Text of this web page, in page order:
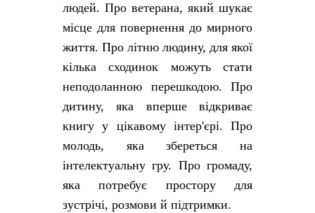
людей. Про ветерана, який шукає
місце для повернення до мирного
життя. Про літню людину, для якої
кілька сходинок можуть стати
неподоланною перешкодою. Про
дитину, яка вперше відкриває
книгу у цікавому інтер'єрі. Про
молодь, яка збереться на
інтелектуальну гру. Про громаду,
яка потребує простору для
зустрічі, розмови й підтримки.